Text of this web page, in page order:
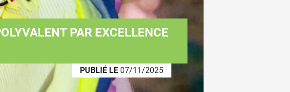
PAR EXCELLENCE
PUBLIÉ LE 07/11/2025